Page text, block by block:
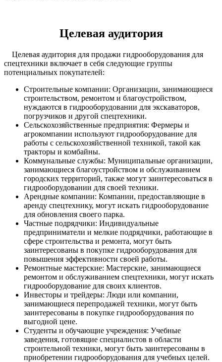
Целевая аудитория
Целевая аудитория для продажи гидрооборудования для
спецтехники включает в себя следующие группы
потенциальных покупателей:
Строительные компании: Организации, занимающиеся
строительством, ремонтом и благоустройством,
нуждаются в гидрооборудовании для экскаваторов,
погрузчиков и другой спецтехники.
Сельскохозяйственные предприятия: Фермеры и
агрокомпании используют гидрооборудование для
работы с сельскохозяйственной техникой, такой как
тракторы и комбайны.
Коммунальные службы: Муниципальные организации,
занимающиеся благоустройством и обслуживанием
городских территорий, также могут заинтересоваться в
гидрооборудовании для своей техники.
Арендные компании: Компании, предоставляющие в
аренду спецтехнику, могут искать гидрооборудование
для обновления своего парка.
Частные подрядчики: Индивидуальные
предприниматели и мелкие подрядчики, работающие в
сфере строительства и ремонта, могут быть
заинтересованы в покупке гидрооборудования для
повышения эффективности своей работы.
Ремонтные мастерские: Мастерские, занимающиеся
ремонтом и обслуживанием спецтехники, могут искать
гидрооборудование для своих клиентов.
Инвесторы и трейдеры: Люди или компании,
занимающиеся перепродажей техники, могут быть
заинтересованы в покупке гидрооборудования по
выгодной цене.
Студенты и обучающие учреждения: Учебные
заведения, готовящие специалистов в области
строительной техники, могут быть заинтересованы в
приобретении гидрооборудования для учебных целей.